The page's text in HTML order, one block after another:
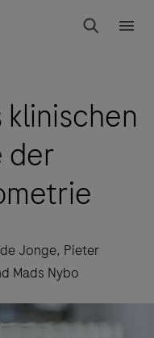
Suchen
der
Jonge, Pieter
Mads Nybo